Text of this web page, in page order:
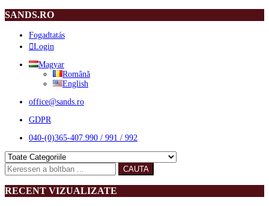
SANDS.RO
Fogadtatás
Login
Magyar
Română
English
office@sands.ro
GDPR
040-(0)365-407.990 / 991 / 992
CAUTA
RECENT VIZUALIZATE